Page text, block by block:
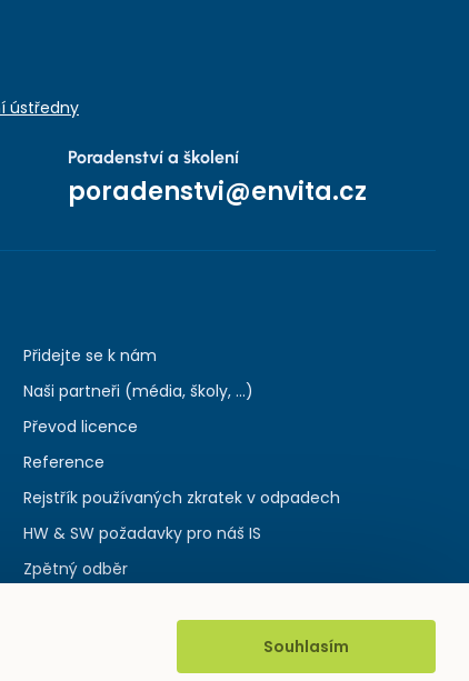
ústředny
Poradenství a školení
poradenstvi@envita.cz
Přidejte se k nám
Naši partneři (média, školy, ...)
Převod licence
Reference
Rejstřík používaných zkratek v odpadech
HW & SW požadavky pro náš IS
Zpětný odběr
Souhlasím